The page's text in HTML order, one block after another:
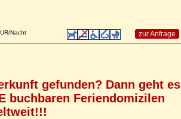
Nacht zur Anfrage
gefunden? Dann geht es
buchbaren Feriendomizilen